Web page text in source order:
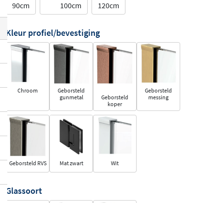
90cm 100cm 120cm
Kleur profiel/bevestiging
Chroom
Geborsteld
gunmetal
Geborsteld
koper
Geborsteld
messing
Geborsteld RVS Mat zwart Wit
Glassoort